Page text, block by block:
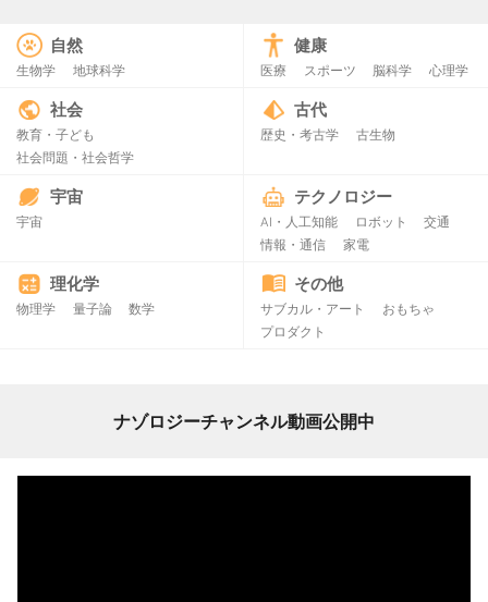
自然
生物学 地球科学
健康
医療 スポーツ 脳科学 心理学
社会
教育・子ども
社会問題・社会哲学
古代
歴史・考古学 古生物
宇宙
宇宙
テクノロジー
AI・人工知能 ロボット
交通
情報・通信
家電
理化学
物理学 量子論 数学
その他
サブカル・アート
おもちゃ
プロダクト
ナゾロジーチャンネル動画公開中